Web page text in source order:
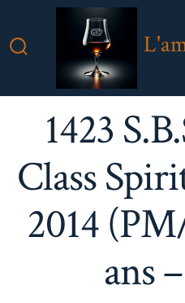
au
Bascule
Rechercher
1423
Class
2014
ans